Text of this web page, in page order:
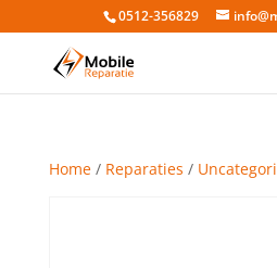
0512-356829
Home/ Reparaties /